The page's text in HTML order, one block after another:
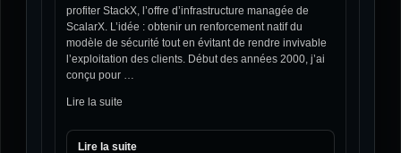
profiter StackX, l’offre d’infrastructure managée de
ScalarX. L’idée : obtenir un renforcement natif du
modèle de sécurité tout en évitant de rendre invivable
l’exploitation des clients. Début des années 2000, j’ai
conçu pour …
Lire la suite
Lire la suite